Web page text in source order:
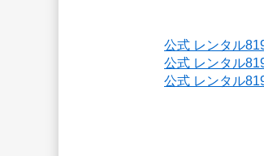
公式 レンタル
公式 レンタル
公式 レンタル